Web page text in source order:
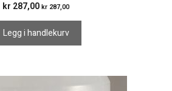
kr 287,00 kr 287,00
Legg i handlekurv